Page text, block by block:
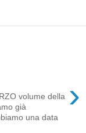
›
volume della
già
una data